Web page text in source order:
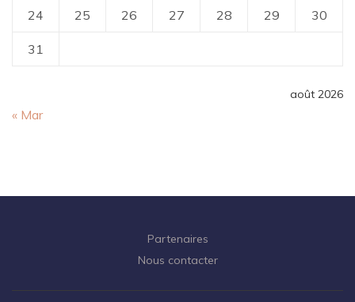
août 2026
24 25 26 27 28 29 30
31
« Mar
Partenaires
Nous contacter